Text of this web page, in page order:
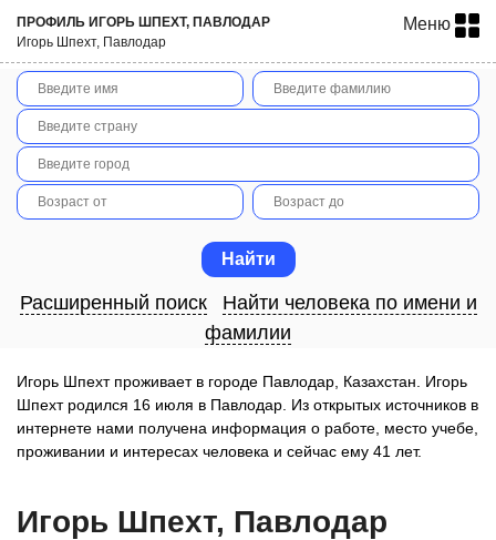
ПРОФИЛЬ ИГОРЬ ШПЕХТ, ПАВЛОДАР
Игорь Шпехт, Павлодар
Меню
Расширенный поиск
Найти человека по имени и
фамилии
Игорь Шпехт проживает в городе Павлодар, Казахстан. Игорь
Шпехт родился 16 июля в Павлодар. Из открытых источников в
интернете нами получена информация о работе, место учебе,
проживании и интересах человека и сейчас ему 41 лет.
Игорь Шпехт, Павлодар